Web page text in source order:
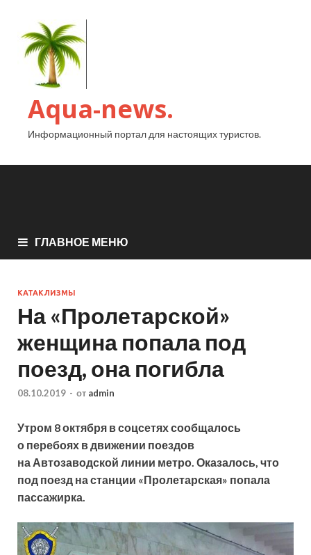
Aqua-news.
Информационный портал для настоящих туристов.
ГЛАВНОЕ МЕНЮ
КАТАКЛИЗМЫ
На «Пролетарской»
женщина попала под
поезд, она погибла
08.10.2019 - от admin
Утром 8 октября в соцсетях сообщалось
о перебоях в движении поездов
на Автозаводской линии метро. Оказалось, что
под поезд на станции «Пролетарская» попала
пассажирка.